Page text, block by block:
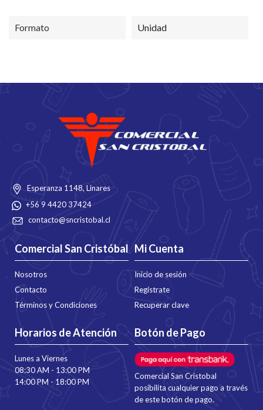
Formato Unidad
Esperanza 1148, Linares
+56 9 4420 37424
contacto@sncristobal.cl
Comercial San Cristóbal
Nosotros
Contacto
Términos y Condiciones
Mi Cuenta
Inicio de sesión
Regístrate
Recuperar clave
Horarios de Atención
Lunes a Viernes
08:30 AM - 13:00 PM
14:00 PM - 18:00 PM
Botón de Pago
Comercial San Cristobal
posibilita cualquier pago a través
de este botón de pago.